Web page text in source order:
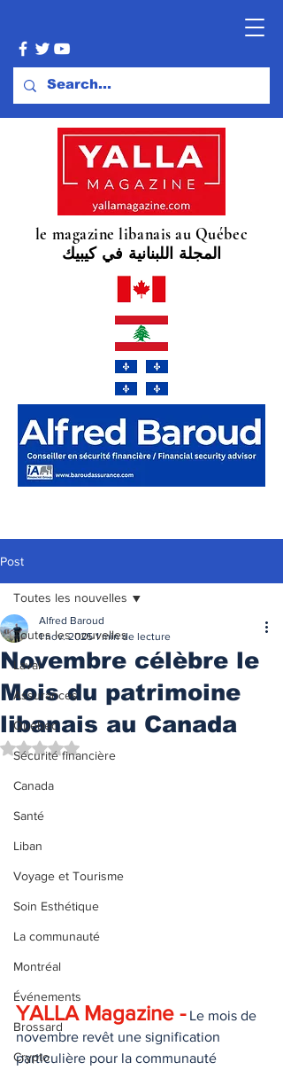
le magazine libanais au Québec
المجلة اللبنانية في كيبيك
Post
Toutes les nouvelles
Laval
Assurances
Québec
Sécurité financière
Canada
Santé
Liban
Voyage et Tourisme
Soin Esthétique
La communauté
Montréal
Événements
Brossard
Crypto
Toutes les nouvelles
Novembre célèbre le
Mois du patrimoine
libanais au Canada
Alfred Baroud
1 nov. 2025 1 min de lecture
Noté NaN étoiles sur 5.
YALLA Magazine - Le mois de
novembre revêt une signification
particulière pour la communauté